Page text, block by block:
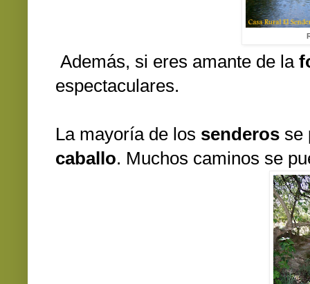
Además, si eres amante de la
espectaculares.
La mayoría de los senderos se
caballo. Muchos caminos se